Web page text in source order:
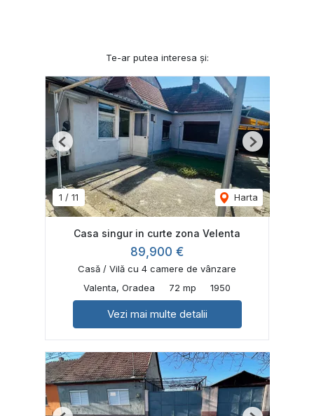
Te-ar putea interesa și:
1 / 11 Harta
Previous Next
Casa singur in curte zona Velenta
89,900 €
Casă / Vilă cu 4 camere de vânzare
Valenta, Oradea
72 mp 1950
Vezi mai multe detalii